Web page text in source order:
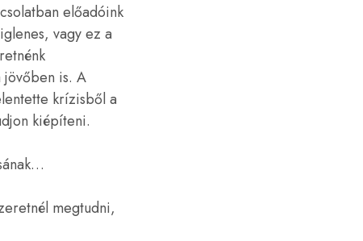
előadóink
vagy ez a
jövőben is. A
krízisből a
kiépíteni.
megtudni,